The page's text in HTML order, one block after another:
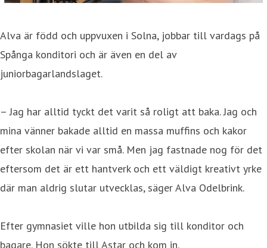
Alva är född och uppvuxen i Solna, jobbar till vardags på
Spånga konditori och är även en del av
juniorbagarlandslaget.
– Jag har alltid tyckt det varit så roligt att baka. Jag och
mina vänner bakade alltid en massa muffins och kakor
efter skolan när vi var små. Men jag fastnade nog för det
eftersom det är ett hantverk och ett väldigt kreativt yrke
där man aldrig slutar utvecklas, säger Alva Odelbrink.
Efter gymnasiet ville hon utbilda sig till konditor och
bagare. Hon sökte till Astar och kom in.